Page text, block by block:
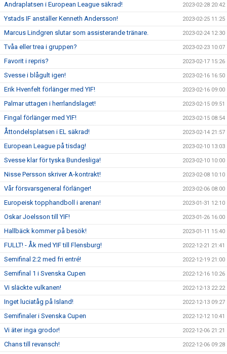
Andraplatsen i European League säkrad! 2023-02-28 20:42
Ystads IF anställer Kenneth Andersson! 2023-02-25 11:25
Marcus Lindgren slutar som assisterande tränare. 2023-02-24 12:30
Tvåa eller trea i gruppen? 2023-02-23 10:07
Favorit i repris? 2023-02-17 15:26
Svesse i blågult igen! 2023-02-16 16:50
Erik Hvenfelt förlänger med YIF! 2023-02-16 09:00
Palmar uttagen i herrlandslaget! 2023-02-15 09:51
Fingal förlänger med YIF! 2023-02-15 08:54
Åttondelsplatsen i EL säkrad! 2023-02-14 21:57
European League på tisdag! 2023-02-10 13:03
Svesse klar för tyska Bundesliga! 2023-02-10 10:00
Nisse Persson skriver A-kontrakt! 2023-02-08 10:10
Vår försvarsgeneral förlänger! 2023-02-06 08:00
Europeisk topphandboll i arenan! 2023-01-31 12:10
Oskar Joelsson till YIF! 2023-01-26 16:00
Hallbäck kommer på besök! 2023-01-11 15:40
FULLT! - Åk med YIF till Flensburg! 2022-12-21 21:41
Semifinal 2:2 med fri entré! 2022-12-19 21:00
Semifinal 1 i Svenska Cupen 2022-12-16 10:26
Vi släckte vulkanen! 2022-12-13 22:22
Inget luciatåg på Island! 2022-12-13 09:27
Semifinaler i Svenska Cupen 2022-12-12 10:41
Vi äter inga grodor! 2022-12-06 21:21
Chans till revansch! 2022-12-06 09:28